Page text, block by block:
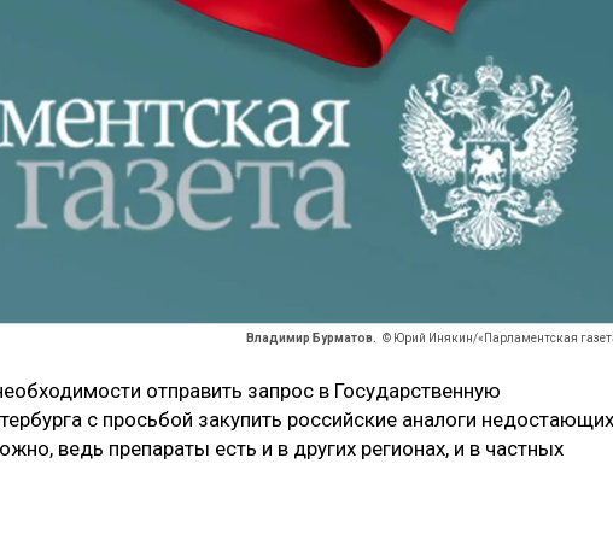
Владимир Бурматов. © Юрий Инякин/«Парламентская
отправить запрос в Государственную
с просьбой закупить российские аналоги недостающих
ведь препараты есть и в других регионах, и в частных